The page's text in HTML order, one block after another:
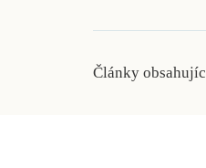
Články